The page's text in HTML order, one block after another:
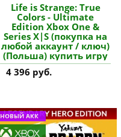
Life is Strange: True
Colors - Ultimate
Edition Xbox One &
Series X|S (покупка на
любой аккаунт / ключ)
(Польша) купить игру
4 396 руб.
НОВЫЙ АКК